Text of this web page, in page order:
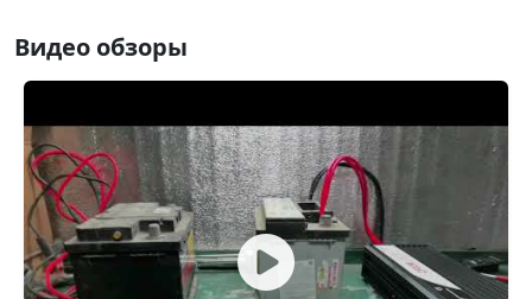
Видео обзоры